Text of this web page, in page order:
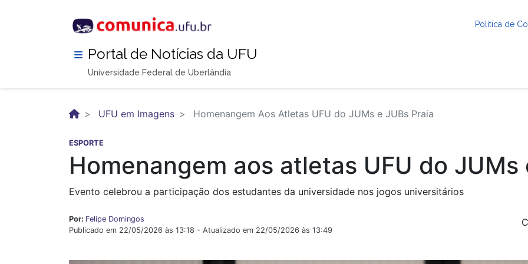
Política de
Portal de Notícias da UFU
Universidade Federal de Uberlândia
UFU em Imagens Homenangem Aos Atletas UFU do JUMs e JUBs Praia
ESPORTE
Homenangem aos atletas UFU do JUMs
Evento celebrou a participação dos estudantes da universidade nos jogos universitários
Por: Felipe Domingos
Publicado em 22/05/2026 às 13:18 - Atualizado em 22/05/2026 às 13:49